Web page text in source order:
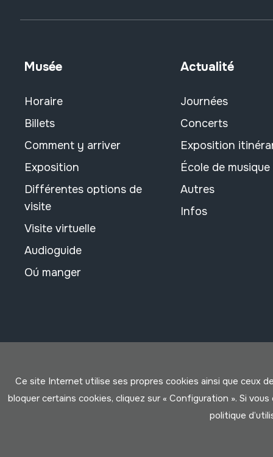
Musée
Horaire
Billets
Comment y arriver
Exposition
Différentes options de
visite
Visite virtuelle
Audioguide
Oú manger
Actualité
Journées
Concerts
Exposition
École de musique
Autres
Infos
Ce site Internet utilise ses propres cookies ainsi que ceux
bloquer certains cookies, cliquez sur « Configuration ». Si
politique